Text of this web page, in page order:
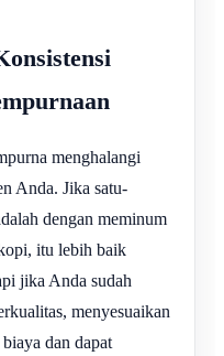
menghalangi
Anda. Jika satu-
dengan meminum
itu lebih baik
jika Anda sudah
menyesuaikan
dan dapat